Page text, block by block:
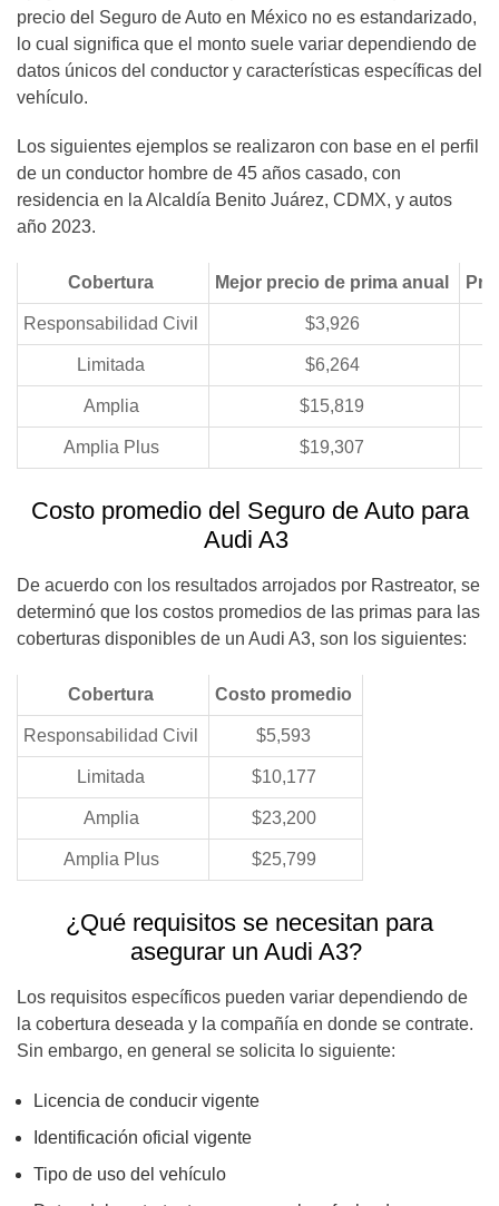
precio del Seguro de Auto en México no es estandarizado,
lo cual significa que el monto suele variar dependiendo de
datos únicos del conductor y características específicas del
vehículo.
Los siguientes ejemplos se realizaron con base en el perfil
de un conductor hombre de 45 años casado, con
residencia en la Alcaldía Benito Juárez, CDMX, y autos
año 2023.
Cobertura Mejor precio de prima anual
Responsabilidad Civil $3,926
Limitada $6,264
Amplia $15,819
Amplia Plus $19,307
Costo promedio del Seguro de Auto para
Audi A3
De acuerdo con los resultados arrojados por Rastreator, se
determinó que los costos promedios de las primas para las
coberturas disponibles de un Audi A3, son los siguientes:
Cobertura Costo promedio
Responsabilidad Civil $5,593
Limitada $10,177
Amplia $23,200
Amplia Plus $25,799
¿Qué requisitos se necesitan para
asegurar un Audi A3?
Los requisitos específicos pueden variar dependiendo de
la cobertura deseada y la compañía en donde se contrate.
Sin embargo, en general se solicita lo siguiente:
Licencia de conducir vigente
Identificación oficial vigente
Tipo de uso del vehículo